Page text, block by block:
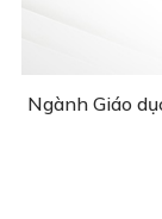
Ngành Giáo